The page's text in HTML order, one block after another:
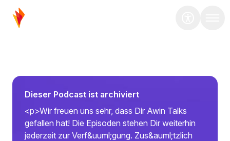
Dieser Podcast ist archiviert
<p>Wir freuen uns sehr, dass Dir Awin Talks
gefallen hat! Die Episoden stehen Dir weiterhin
jederzeit zur Verf&uuml;gung. Zus&auml;tzlich